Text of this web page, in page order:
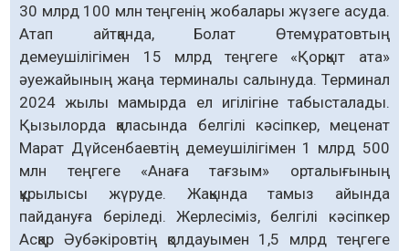
30 млрд 100 млн теңгенің жобалары жүзеге асуда.
Атап айтқанда, Болат Өтемұратовтың
демеушілігімен 15 млрд тең­геге «Қорқыт ата»
әуежайының жаңа тер­миналы салынуда. Терминал
2024 жылы ма­мырда ел игілігіне табысталады.
Қызылорда қаласында белгілі кәсіпкер, меценат
Марат Дүйсенбаевтің демеушілігімен 1 млрд 500
млн теңгеге «Анаға тағзым» орталығының
құрылысы жүруде. Жақында тамыз айында
пайдануға беріледі. Жерлесіміз, белгілі кәсіпкер
Асқар Әубәкіровтің қолдауымен 1,5 млрд теңгеге